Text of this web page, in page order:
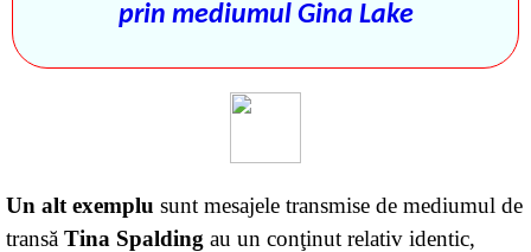
prin mediumul Gina Lake
Un alt exemplu sunt mesajele transmise de mediumul de
transă Tina Spalding au un conţinut relativ identic,